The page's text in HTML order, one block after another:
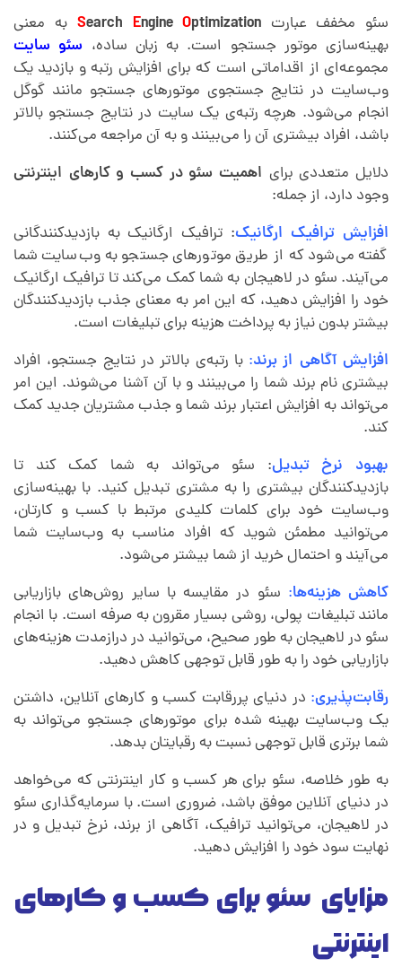
سئو مخفف عبارت
Search EngineOptimization
به معنی
بهینه‌سازی موتور جستجو است. به زبان ساده، سئو سایت
مجموعه‌ای از اقداماتی است که برای افزایش رتبه و بازدید یک
وب‌سایت در نتایج جستجوی موتورهای جستجو مانند گوگل
انجام می‌شود. هرچه رتبه‌ی یک سایت در نتایج جستجو بالاتر
باشد، افراد بیشتری آن را می‌بینند و به آن مراجعه می‌کنند.
دلایل متعددی برای اهمیت سئو در کسب و کارهای اینترنتی
وجود دارد، از جمله:
افزایش ترافیک ارگانیک: ترافیک ارگانیک به بازدیدکنندگانی
گفته می‌شود که از طریق موتورهای جستجو به وب‌سایت شما
می‌آیند. سئو در لاهیجان به شما کمک می‌کند تا ترافیک ارگانیک
خود را افزایش دهید، که این امر به معنای جذب بازدیدکنندگان
بیشتر بدون نیاز به پرداخت هزینه برای تبلیغات است.
افزایش آگاهی از برند: با رتبه‌ی بالاتر در نتایج جستجو، افراد
بیشتری نام برند شما را می‌بینند و با آن آشنا می‌شوند. این امر
می‌تواند به افزایش اعتبار برند شما و جذب مشتریان جدید کمک
کند.
بهبود نرخ تبدیل: سئو می‌تواند به شما کمک کند تا
بازدیدکنندگان بیشتری را به مشتری تبدیل کنید. با بهینه‌سازی
وب‌سایت خود برای کلمات کلیدی مرتبط با کسب و کارتان،
می‌توانید مطمئن شوید که افراد مناسب به وب‌سایت شما
می‌آیند و احتمال خرید از شما بیشتر می‌شود.
کاهش هزینه‌ها: سئو در مقایسه با سایر روش‌های بازاریابی
مانند تبلیغات پولی، روشی بسیار مقرون به صرفه است. با انجام
سئو در لاهیجان به طور صحیح، می‌توانید در درازمدت هزینه‌های
بازاریابی خود را به طور قابل توجهی کاهش دهید.
رقابت‌پذیری: در دنیای پررقابت کسب و کارهای آنلاین، داشتن
یک وب‌سایت بهینه شده برای موتورهای جستجو می‌تواند به
شما برتری قابل توجهی نسبت به رقبایتان بدهد.
به طور خلاصه، سئو برای هر کسب و کار اینترنتی که می‌خواهد
در دنیای آنلاین موفق باشد، ضروری است. با سرمایه‌گذاری سئو
در لاهیجان، می‌توانید ترافیک، آگاهی از برند، نرخ تبدیل و در
نهایت سود خود را افزایش دهید.
مزایای سئو برای کسب و کارهای
اینترنتی